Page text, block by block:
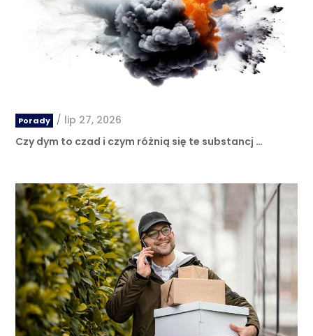
Porady / lip 27, 2026
Czy dym to czad i czym różnią się te substancj …